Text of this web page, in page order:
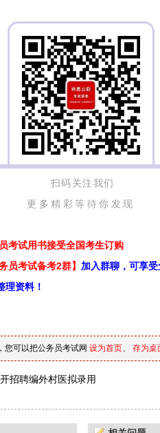
扫码关注我们
更多精彩等待你发现
考试用书接受全国考生订购
员考试备考2群】 加入群聊，可享
理资料！
您可以把公务员考试网 设为首页、 存为桌
招聘编外村医拟录用